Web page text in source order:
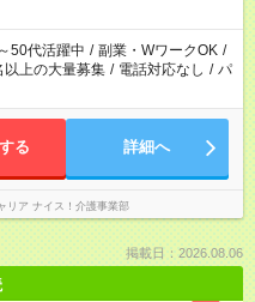
50代活躍中 / 副業・WワークOK /
以上の大量募集 / 電話対応なし / パ
る 詳細へ
リア ナイス！介護事業部
掲載日：2026.08.06